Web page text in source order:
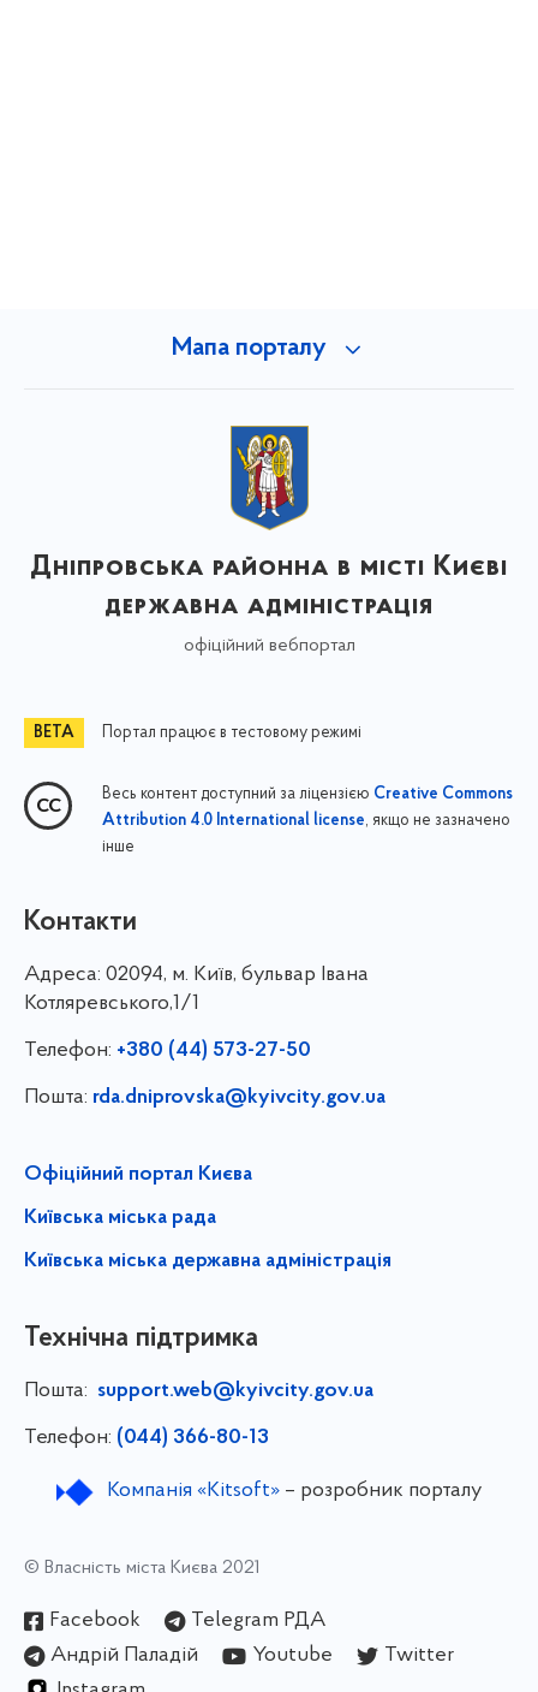
Мапа порталу
Дніпровська районна в місті Києві
державна адміністрація
офіційний вебпортал
Портал працює в тестовому режимі
Весь контент доступний за ліцензією Creative Commons
Attribution 4.0 International license, якщо не зазначено
інше
Контакти
Адреса: 02094, м. Київ, бульвар Івана
Котляревського,1/1
Телефон: +380 (44) 573-27-50
Пошта: rda.dniprovska@kyivcity.gov.ua
Офіційний портал Києва
Київська міська рада
Київська міська державна адміністрація
Технічна підтримка
Пошта: support.web@kyivcity.gov.ua
Телефон: (044) 366-80-13
Компанія «Kitsoft»– розробник порталу
© Власність міста Києва 2021
Facebook
Telegram РДА
Андрій Паладій
Youtube
Twitter